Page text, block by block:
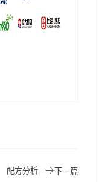
下一篇
配方分析